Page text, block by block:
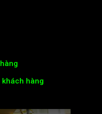
khách hàng